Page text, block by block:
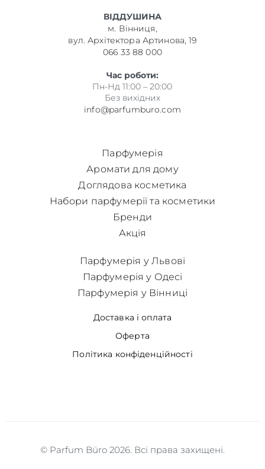
ВІДДУШИНА
м. Вінниця,
вул. Архітектора Артинова, 19
066 33 88 000
Час роботи:
Пн-Нд 11:00 – 20:00
Без вихідних
info@parfumburo.com
Парфумерія
Аромати для дому
Доглядова косметика
Набори парфумерії та косметики
Бренди
Акція
Доставка і оплата
Оферта
Політика конфіденційності
Парфумерія у Львові
Парфумерія у Одесі
Парфумерія у Вінниці
© Parfum Büro 2026. Всі права захищені.